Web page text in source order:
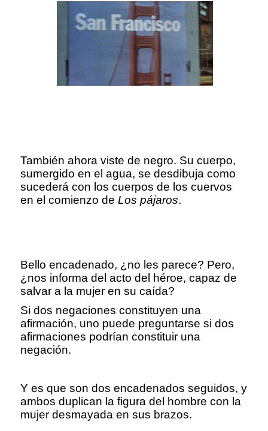
También ahora viste de negro. Su cuerpo,
sumergido en el agua, se desdibuja como
sucederá con los cuerpos de los cuervos
en el comienzo deLos pájaros.
Bello encadenado, ¿no les parece? Pero,
¿nos informa del acto del héroe, capaz de
salvar a la mujer en su caída?
Si dos negaciones constituyen una
afirmación, uno puede preguntarse si dos
afirmaciones podrían constituir una
negación.
Y es que son dos encadenados seguidos, y
ambos duplican la figura del hombre con la
mujer desmayada en sus brazos.